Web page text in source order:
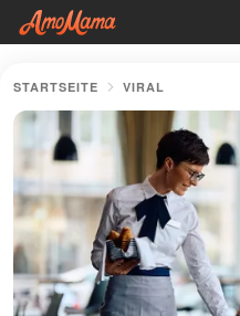
STARTSEITE VIRAL